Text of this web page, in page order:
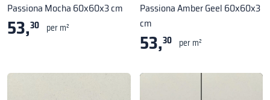
Passiona Mocha 60x60x3 cm
53,30 per m²
Passiona Amber Geel 60x60x3
cm
53,30 per m²